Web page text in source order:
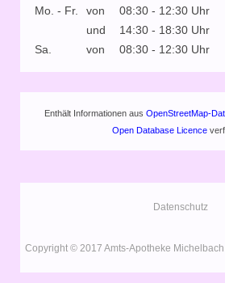
Mo. - Fr. von
08:30 - 12:30 Uhr
und
14:30 - 18:30 Uhr
Sa.
von 08:30 - 12:30 Uhr
Enthält Informationen aus OpenStreetMap-
Open Database Licence
Datenschutz
Copyright © 2017 Amts-Apotheke